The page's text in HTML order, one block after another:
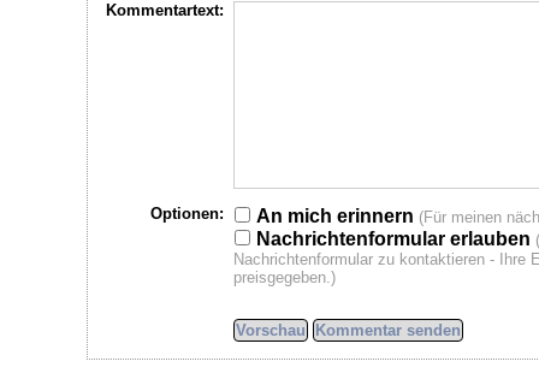
Kommentartext:
Optionen: An mich erinnern (Für meinen
Nachrichtenformular erlauben
Nachrichtenformular zu kontaktieren - Ihre
preisgegeben.)